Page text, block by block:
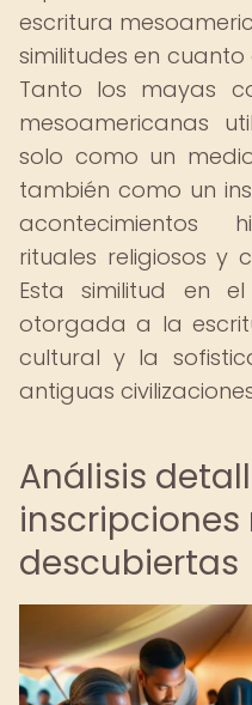
escritura
similitudes en
Tanto los mayas
mesoamericanas
solo como un
también como un
acontecimientos
rituales religiosos y
Esta similitud en
otorgada a la
cultural y la
antiguas
Análisis
descubiertas